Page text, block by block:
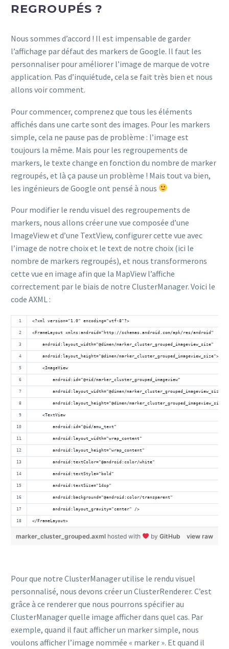
REGROUPÉS ?
Nous sommes d’accord ! Il est impensable de garder
l’affichage par défaut des markers de Google. Il faut les
personnaliser pour améliorer l’image de marque de votre
application. Pas d’inquiétude, cela se fait très bien et nous
allons voir comment.
Pour commencer, comprenez que tous les éléments
affichés dans une carte sont des images. Pour les markers
simple, cela ne pause pas de problème : l’image est
toujours la même. Mais pour les regroupements de
markers, le texte change en fonction du nombre de marker
regroupés, et là ça pause un problème ! Mais tout va bien,
les ingénieurs de Google ont pensé à nous
Pour modifier le rendu visuel des regroupements de
markers, nous allons créer une vue composée d’une
ImageView et d’une TextView, configurer cette vue avec
l’image de notre choix et le text de notre choix (ici le
nombre de markers regroupés), et nous transformerons
cette vue en image afin que la MapView l’affiche
correctement par le biais de notre ClusterManager. Voici le
code AXML :
<?xml version="1.0" encoding="utf-8"?>
<FrameLayout xmlns:android="http://schemas.android.com/apk/res/android"
    android:layout_width="@dimen/marker_cluster_grouped_imageview_size"
    android:layout_height="@dimen/marker_cluster_grouped_imageview_size">
    <ImageView
        android:id="@+id/marker_cluster_grouped_imageview"
        android:layout_width="@dimen/marker_cluster_grouped_imageview_size"
android:layout_height="@dimen/marker_cluster_grouped_imageview_size"
    <TextView
        android:id="@id/amu_text"
        android:layout_width="wrap_content"
        android:layout_height="wrap_content"
        android:textColor="@android:color/white"
        android:textStyle="bold"
        android:textSize="14sp"
        android:background="@android:color/transparent"
        android:layout_gravity="center" />
</FrameLayout>
view raw
marker_cluster_grouped.axml hosted with by GitHub
Pour que notre ClusterManager utilise le rendu visuel
personnalisé, nous devons créer un ClusterRenderer. C’est
grâce à ce renderer que nous pourrons spécifier au
ClusterManager quelle image afficher dans quel cas. Par
exemple, quand il faut afficher un marker simple, nous
voulons afficher l’image nommée « marker ». Et quand il